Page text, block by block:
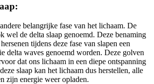
belangrijke fase van het lichaam. De
wel de delta slaap genoemd. Deze benaming
tijdens deze fase van slapen een
delta waves genoemd worden. Deze golven
dat ons lichaam in een diepe ontspanning
slaap kan het lichaam dus herstellen, alle
zijn energie weer opladen.